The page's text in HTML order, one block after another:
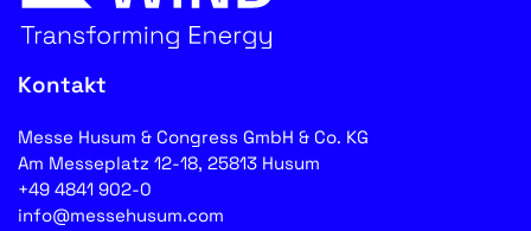
Kontakt
Messe Husum & Congress GmbH & Co. KG
Am Messeplatz 12-18, 25813 Husum
+49 4841 902-0
info@messehusum.com